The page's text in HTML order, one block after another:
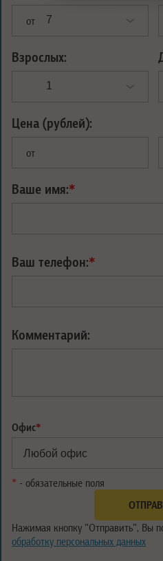
от
Взрослых:
Цена (рублей):
от
Ваше имя:*
Ваш телефон:*
Комментарий:
Офис*
* - обязательные поля
Нажимая кнопку "Отправить", Вы
обработку персональных данных